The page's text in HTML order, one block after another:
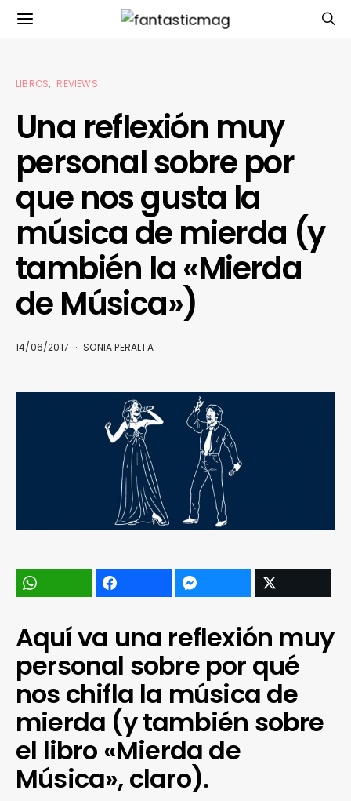
LIBROS REVIEWS
Una reflexión muy
personal sobre por
que nos gusta la
música de mierda (y
también la «Mierda
de Música»)
14/06/2017 SONIA PERALTA
Aquí va una reflexión muy
personal sobre por qué
nos chifla la música de
mierda (y también sobre
el libro «Mierda de
Música», claro).